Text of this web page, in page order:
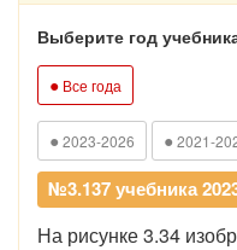
Выберите год
● Все года
● 2023-2026 ● 2021-
№3.137 учебника
На рисунке 3.34